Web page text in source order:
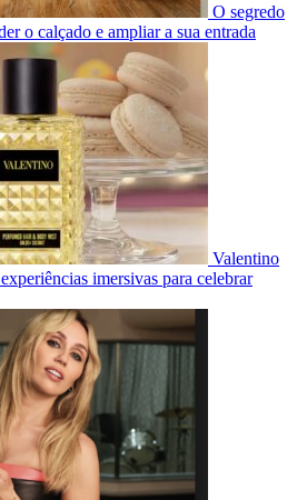
O segredo
o calçado e ampliar a sua entrada
Valentino
imersivas para celebrar